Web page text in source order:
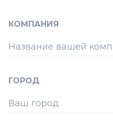
КОМПАНИЯ
ГОРОД